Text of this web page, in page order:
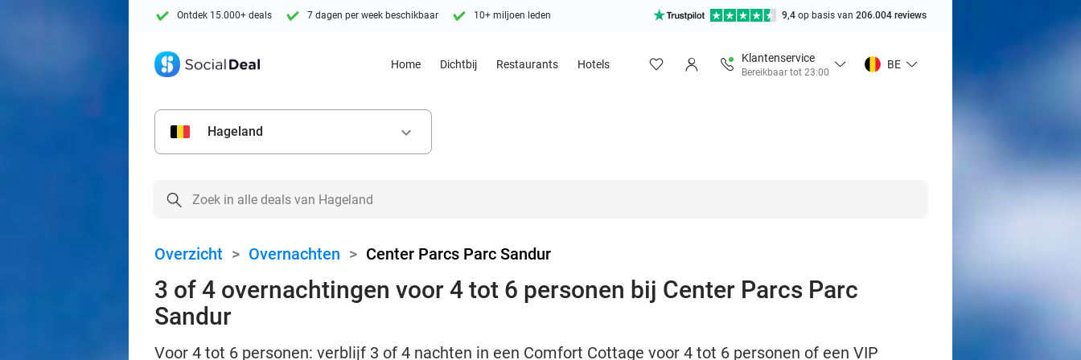
Ontdek 15.000+ deals 7 dagen per week beschikbaar 10+ miljoen leden 9,4 op basis van 206.004 reviews
Home Dichtbij Restaurants Hotels
Klantenservice
Bereikbaar tot 23:00
BE
Hageland keyboard_arrow_down
Overzicht > Overnachten > Center Parcs Parc Sandur
3 of 4 overnachtingen voor 4 tot 6 personen bij Center Parcs Parc
Sandur
Voor 4 tot 6 personen: verblijf 3 of 4 nachten in een Comfort Cottage voor 4 tot 6 personen of een VIP